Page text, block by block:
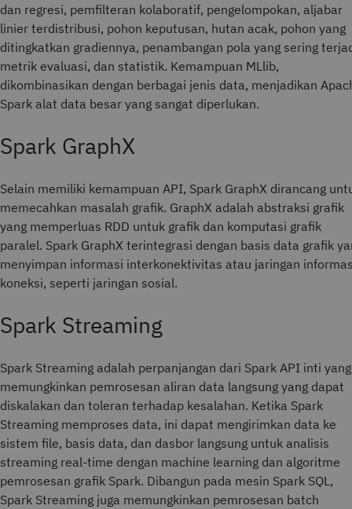
dan regresi, pemfilteran kolaboratif, pengelompokan, aljabar
linier terdistribusi, pohon keputusan, hutan acak, pohon yang
ditingkatkan gradiennya, penambangan pola yang sering
metrik evaluasi, dan statistik. Kemampuan MLlib,
dikombinasikan dengan berbagai jenis data, menjadikan
Spark alat data besar yang sangat diperlukan.
Spark GraphX
Selain memiliki kemampuan API, Spark GraphX dirancang
memecahkan masalah grafik. GraphX adalah abstraksi grafik
yang memperluas RDD untuk grafik dan komputasi grafik
paralel. Spark GraphX terintegrasi dengan basis data grafik
menyimpan informasi interkonektivitas atau jaringan
koneksi, seperti jaringan sosial.
Spark Streaming
Spark Streaming adalah perpanjangan dari Spark API inti yang
memungkinkan pemrosesan aliran data langsung yang dapat
diskalakan dan toleran terhadap kesalahan. Ketika Spark
Streaming memproses data, ini dapat mengirimkan data ke
sistem file, basis data, dan dasbor langsung untuk analisis
streaming real-time dengan machine learning dan algoritme
pemrosesan grafik Spark. Dibangun pada mesin Spark SQL,
Spark Streaming juga memungkinkan pemrosesan batch